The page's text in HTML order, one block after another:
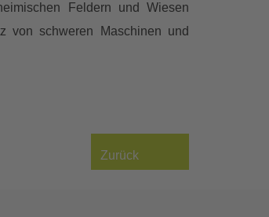
Feldern und Wiesen
von schweren Maschinen und
Zurück